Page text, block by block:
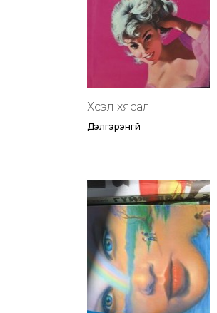
Хүсэл хясал
Дэлгэрэнгүй